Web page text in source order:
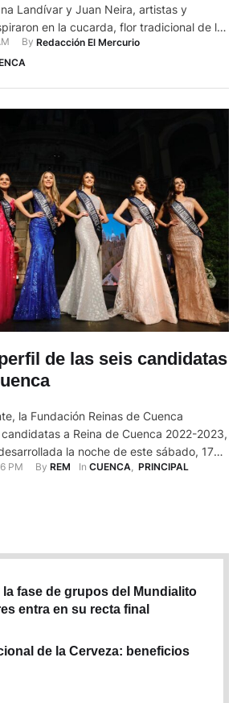
Landívar y Juan Neira, artistas y
en la cucarda, flor tradicional de los
para plasmar la artesanía, la naturaleza,
cultural de la ciudad. Con técnicas
By Redacción El Mercurio
de las seis candidatas
la Fundación Reinas de Cuenca
a Reina de Cuenca 2022-2023,
la noche de este sábado, 17
en las instalaciones de la Corte
PM By REM In CUENCA, PRINCIPAL
la fase de grupos del Mundialito
entra en su recta final
de la Cerveza: beneficios